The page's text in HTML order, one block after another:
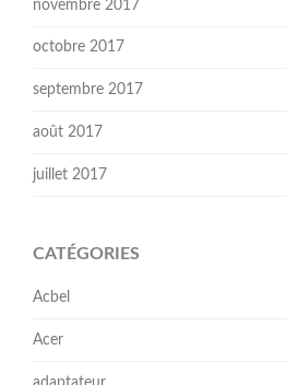
novembre 2017
octobre 2017
septembre 2017
août 2017
juillet 2017
CATÉGORIES
Acbel
Acer